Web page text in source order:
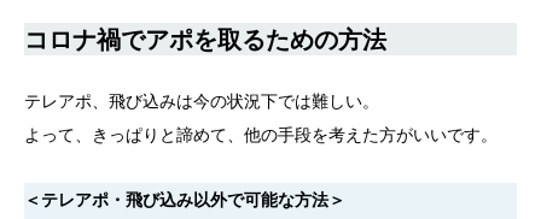
コロナ禍でアポを取るための方法
テレアポ、飛び込みは今の状況下では難しい。
よって、きっぱりと諦めて、他の手段を考えた方がいいです。
＜テレアポ・飛び込み以外で可能な方法＞